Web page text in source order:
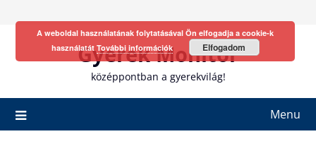
Gyerek Monitor
középpontban a gyerekvilág!
Menu
A weboldal használatának folytatásával Ön elfogadja a cookie-k
használatát További információk Elfogadom